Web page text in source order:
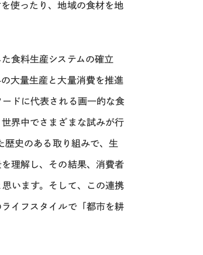
使ったり、地域の食材を地
食料生産システムの確立
大量生産と大量消費を推進
ドに代表される画一的な食
界中でさまざまな試みが行
歴史のある取り組みで、生
理解し、その結果、消費者
います。そして、この連携
イフスタイルで「都市を耕